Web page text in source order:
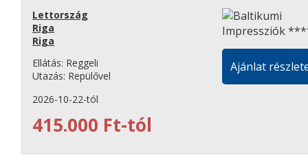
Lettország
Riga
Riga
Ellátás: Reggeli
Utazás: Repülővel
2026-10-22-tól
415.000 Ft-tól
Ajánlat